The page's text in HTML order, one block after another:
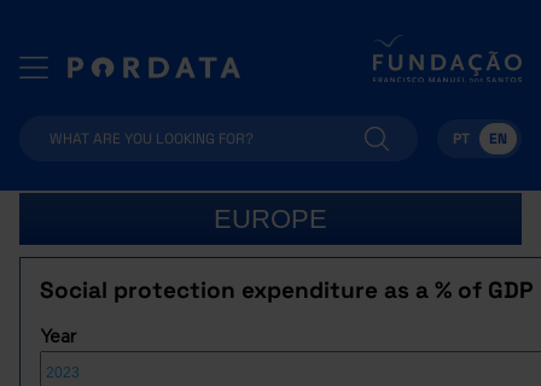
PT EN
EUROPE
Social protection expenditure as a % of GDP
Year